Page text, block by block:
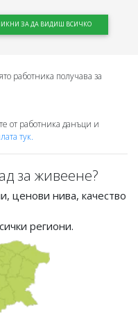
ЗА ДА ВИДИШ ВСИЧКО
работника получава за
от работника данъци и
тук.
за живеене?
ценови нива, качество
региони.